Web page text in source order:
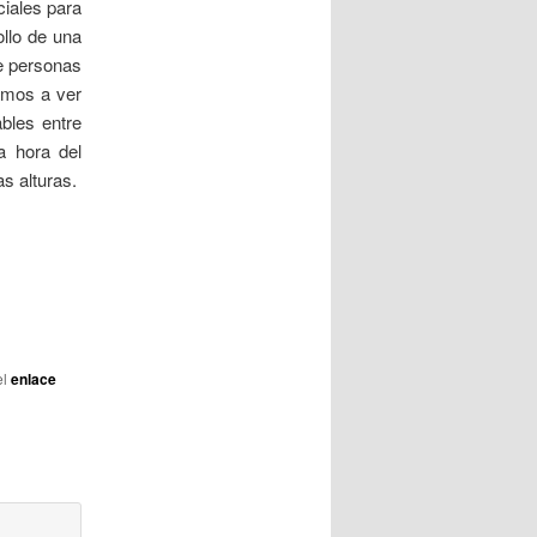
a
d
a
s
para
de una
personas
a ver
entre
hora del
alturas.
enlace